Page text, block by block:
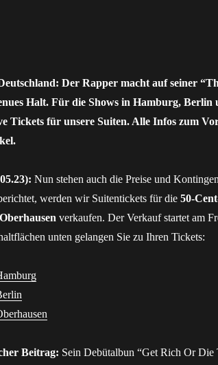
Der Rapper macht auf seiner
Halt. Für die Shows in Hamburg, Berlin
Tickets für unsere Suiten. Alle Infos zum
Nun stehen auch die Preise und
werden wir Suitentickets für die50-
verkaufen. Der Verkauf startet am
unten gelangen Sie zu Ihren Tickets:
Beitrag: Sein Debütalbun “Get Rich Or Die